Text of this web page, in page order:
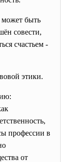
быть
совести,
счастьем -
этики.
профессии в
от